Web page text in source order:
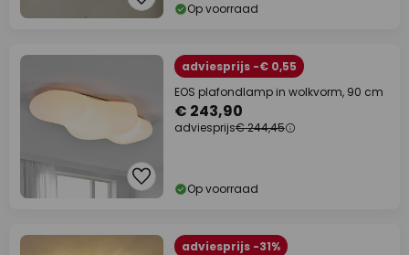
Op voorraad
adviesprijs -€ 0,55
EOS plafondlamp in wolkvorm, 90 cm
€ 243,90
adviesprijs€ 244,45
Op voorraad
adviesprijs -31%